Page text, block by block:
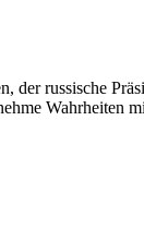
der russische
Wahrheiten